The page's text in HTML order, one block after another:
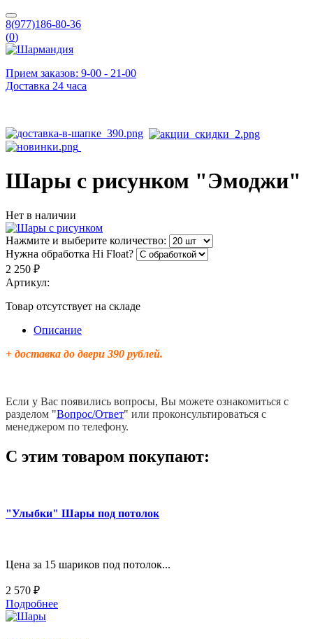
8(977)186-80-36
(0)
Прием заказов: 9-00 - 21-00
Доставка 24 часа
Шары с рисунком "Эмоджи"
Нет в наличии
Нажмите и выберите количество:
Нужна обработка Hi Float?
2 250 ₽
Артикул:
Товар отсутствует на складе
Описание
+ доставка до двери 390 рублей.
Если у Вас появились вопросы, Вы можете ознакомиться с
разделом "Вопрос/Ответ" или проконсультироваться с
менеджером по телефону.
С этим товаром покупают:
"Улыбки" Шары под потолок
Цена за 15 шариков под потолок...
2 570 ₽
Подробнее